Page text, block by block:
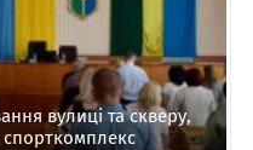
вулиці та скверу,